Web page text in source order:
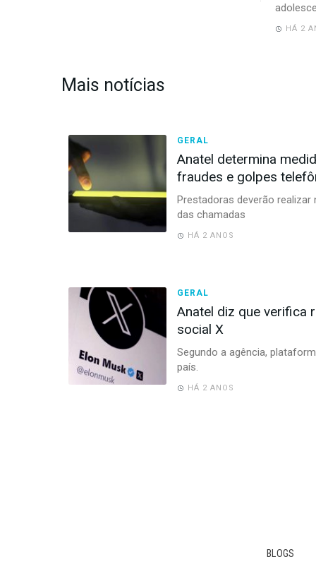
HÁ 2
Mais notícias
GERAL
Anatel determina
fraudes e golpes
Prestadoras deverão
das chamadas
HÁ 2 ANOS
GERAL
Anatel diz que verifica
social X
Segundo a agência,
país.
HÁ 2 ANOS
BLOGS